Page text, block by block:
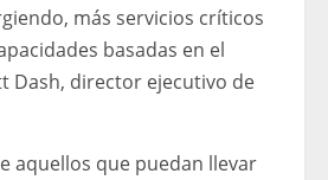
más servicios críticos
basadas en el
Dash, director ejecutivo de
aquellos que puedan llevar